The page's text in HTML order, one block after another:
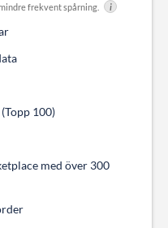
frekvent spårning. i
100)
med över 300